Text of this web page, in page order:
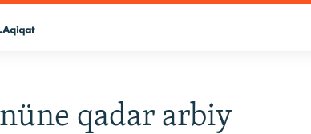
qadar arbiy